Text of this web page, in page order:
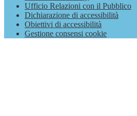
Ufficio Relazioni con il Pubblico
Dichiarazione di accessibilità
Obiettivi di accessibilità
Gestione consensi cookie